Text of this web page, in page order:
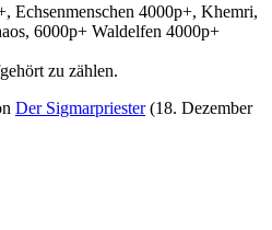
Echsenmenschen 4000p+, Khemri,
6000p+ Waldelfen 4000p+
zu zählen.
Der Sigmarpriester(18. Dezember